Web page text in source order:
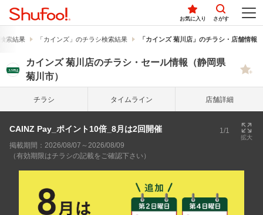
お気に入り さがす
索結果 「カインズ」のチラシ検索結果 「カインズ 菊川店」のチラシ・店舗情報
カインズ 菊川店のチラシ・セール情報（静岡県
菊川市）
チラシ タイム ライン 店舗詳細
CAINZ Pay_ポイント10倍_8月は2回開催 1/1
拡大
掲載期間：2026/08/07～2026/08/09
（有効期限はチラシの記載をご確認下さい）